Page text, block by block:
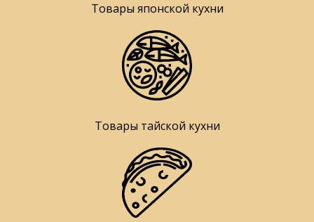
Товары японской кухни
Товары тайской кухни